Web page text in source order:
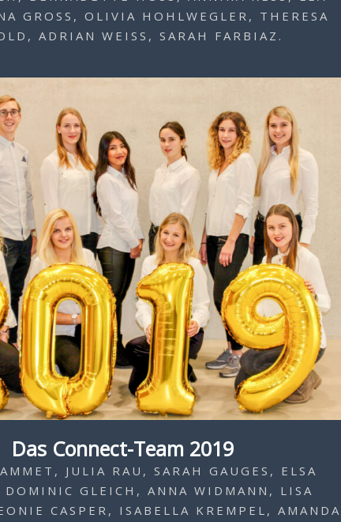
GROSS, OLIVIA HOHLWEGLER, THERESA SE
ADRIAN WEISS, SARAH FARBIAZ.
Das Connect-Team 2019
JULIA RAU, SARAH GAUGES, ELSA
DOMINIC GLEICH, ANNA WIDMANN, LISA
CASPER, ISABELLA KREMPEL, AMANDA